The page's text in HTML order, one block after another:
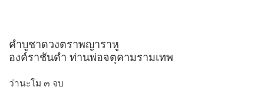
คำบูชาดวงตราพญาราหู
องค์ราชันดำ ท่านพ่อจตุคามรามเทพ
ว่านะโม ๓ จบ